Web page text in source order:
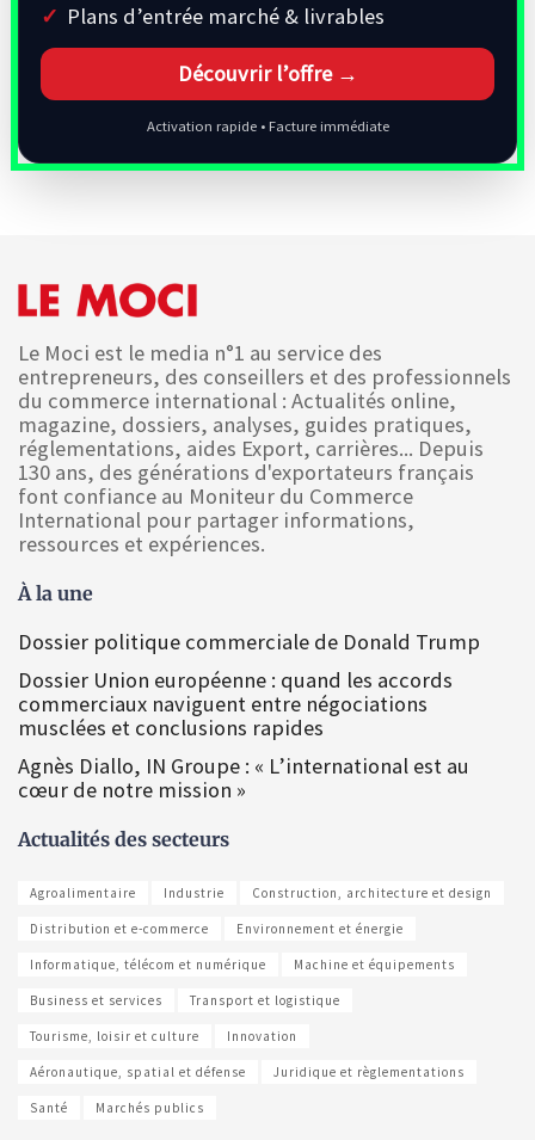
Plans d’entrée marché & livrables
Découvrir l’offre →
Activation rapide • Facture immédiate
Le Moci est le media n°1 au service des
entrepreneurs, des conseillers et des professionnels
du commerce international : Actualités online,
magazine, dossiers, analyses, guides pratiques,
réglementations, aides Export, carrières... Depuis
130 ans, des générations d'exportateurs français
font confiance au Moniteur du Commerce
International pour partager informations,
ressources et expériences.
À la une
Dossier politique commerciale de Donald Trump
Dossier Union européenne : quand les accords
commerciaux naviguent entre négociations
musclées et conclusions rapides
Agnès Diallo, IN Groupe : « L’international est au
cœur de notre mission »
Actualités des secteurs
Agroalimentaire Industrie Construction, architecture et design
Distribution et e-commerce Environnement et énergie
Informatique, télécom et numérique Machine et équipements
Business et services Transport et logistique
Tourisme, loisir et culture Innovation
Aéronautique, spatial et défense Juridique et règlementations
Santé Marchés publics